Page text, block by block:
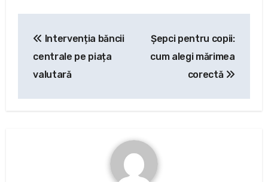
articole
Intervenția băncii
centrale pe piața
valutară
Șepci pentru copii:
cum alegi mărimea
corectă